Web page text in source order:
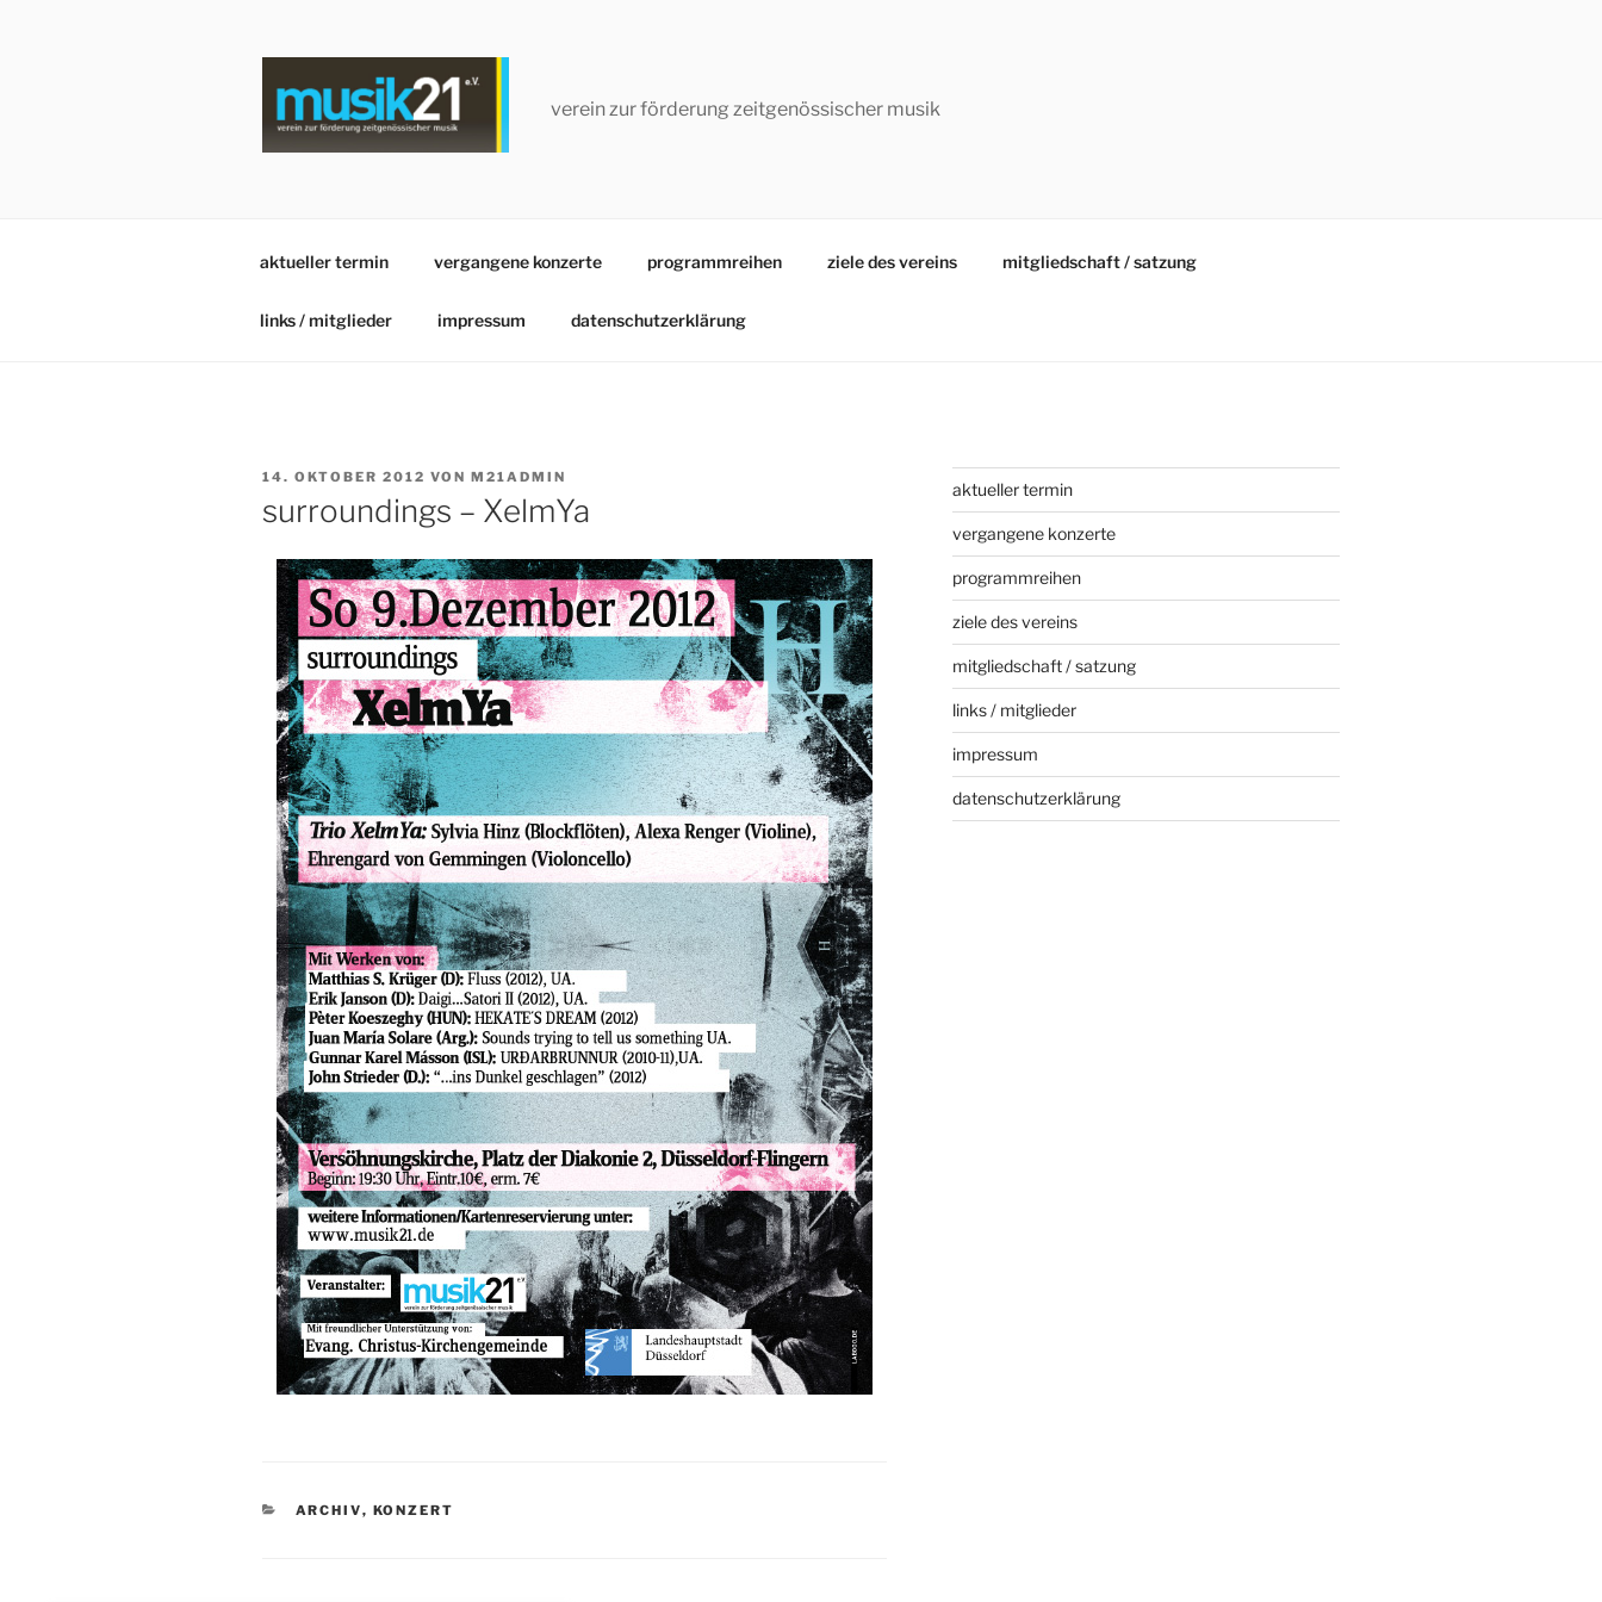
verein zur förderung zeitgenössischer musik
aktueller termin vergangene konzerte programmreihen ziele des vereins mitgliedschaft / satzung
links / mitglieder impressum datenschutzerklärung
VERÖFFENTLICHT
14. OKTOBER 2012 VON M21ADMIN
surroundings – XelmYa
KATEGORIEN
ARCHIV, KONZERT
aktueller termin
vergangene konzerte
programmreihen
ziele des vereins
mitgliedschaft / satzung
links / mitglieder
impressum
datenschutzerklärung